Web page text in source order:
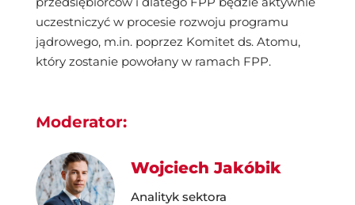
uczestniczyć w procesie rozwoju programu
jądrowego, m.in. poprzez Komitet ds. Atomu,
który zostanie powołany w ramach FPP.
Moderator:
Wojciech Jakóbik
Analityk sektora